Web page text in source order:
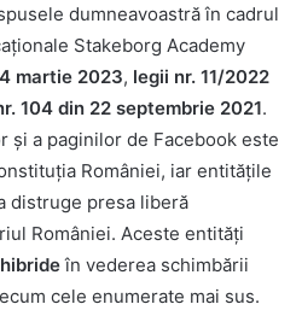
dumneavoastră în cadrul
Stakeborg Academy
martie 2023, legii nr. 11/2022
104 din 22 septembrie 2021.
a paginilor de Facebook este
României, iar entitățile
distruge presa liberă
României. Aceste entități
în vederea schimbării
cele enumerate mai sus.